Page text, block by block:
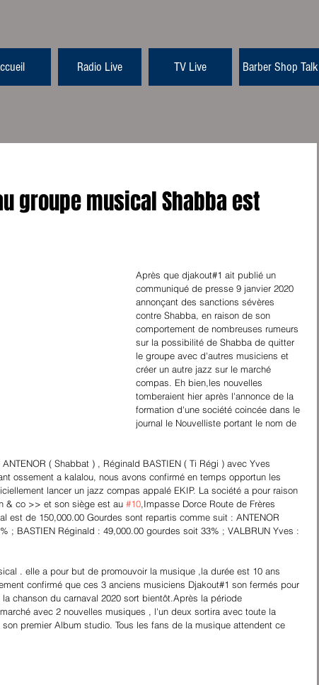
Radio Live TV Live Barber Shop Talk
groupe musical Shabba est
Après que djakout#1 ait publié un
communiqué de presse 9 janvier 2020
annonçant des sanctions sévères
contre Shabba, en raison de son
comportement de nombreuses rumeurs
sur la possibilité de Shabba de quitter
le groupe avec d'autres musiciens et
créer un autre jazz sur le marché
compas. Eh bien,les nouvelles
tomberaient hier après l'annonce de la
formation d'une société coincée dans le
journal le Nouvelliste portant le nom de
( Shabbat ) , Réginald BASTIEN ( Ti Régi ) avec Yves
ossement a kalalou, nous avons confirmé en temps opportun les
lancer un jazz compas appalé EKIP. La société a pour raison
& co >> et son siège est au #10,Impasse Dorce Route de Frères
est de 150,000.00 Gourdes sont repartis comme suit : ANTENOR
; BASTIEN Réginald : 49,000.00 gourdes soit 33% ; VALBRUN Yves :
. elle a pour but de promouvoir la musique ,la durée est 10 ans
confirmé que ces 3 anciens musiciens Djakout#1 son fermés pour
chanson du carnaval 2020 sort bientôt.Après la période
avec 2 nouvelles musiques , l'un deux sortira avec toute la
premier Album studio. Tous les fans de la musique attendent ce